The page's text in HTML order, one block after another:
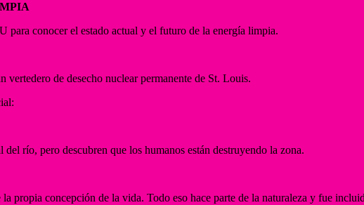
para conocer el estado actual y el futuro de la energía limpia.
de desecho nuclear permanente de St. Louis.
río, pero descubren que los humanos están destruyendo la zona.
propia concepción de la vida. Todo eso hace parte de la naturaleza y fue